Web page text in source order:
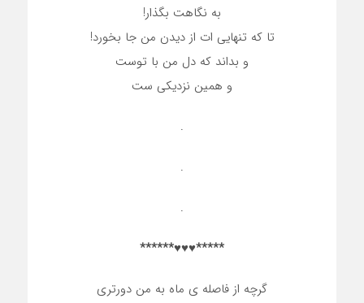
به نگاهت بگذار!
تا که تنهایی ات از دیدن من جا بخورد!
و بداند که دل من با توست
و همین نزدیکی ست
.
.
.
*****♥♥♥******
گرچه از فاصله ی ماه به من دورتری